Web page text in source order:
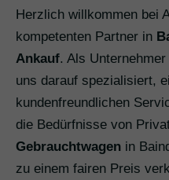
Herzlich willkommen bei
kompetenten Partner in
Ankauf. Als Unternehmer
uns darauf spezialisiert,
kundenfreundlichen
die Bedürfnisse von
Gebrauchtwagen in
zu einem fairen Preis